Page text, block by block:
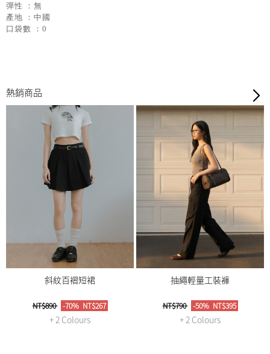
彈性 ：無
產地 ：中國
口袋數 ：0
熱銷商品
斜紋百褶短裙
NT$890 -70% NT$267
+ 2 Colours
抽繩輕量工裝褲
NT$790 -50% NT$395
+ 2 Colours